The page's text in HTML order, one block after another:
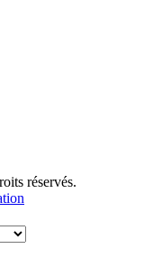
réservés.